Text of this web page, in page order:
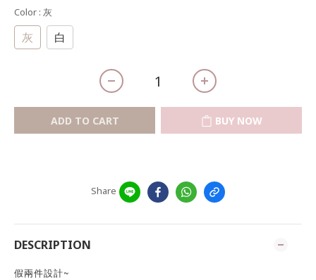
Color : 灰
灰 白
ADD TO CART BUY NOW
Share
DESCRIPTION
假兩件設計~